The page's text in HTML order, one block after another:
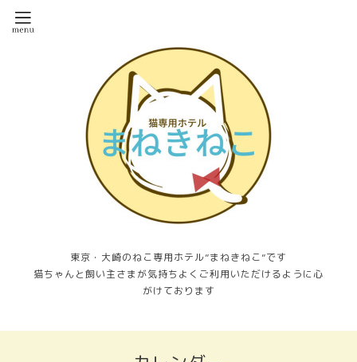
東京・大崎のねこ専用ホテル”まねきねこ”です
猫ちゃんと飼い主さまが気持ちよくご利用いただけるように心
がけております